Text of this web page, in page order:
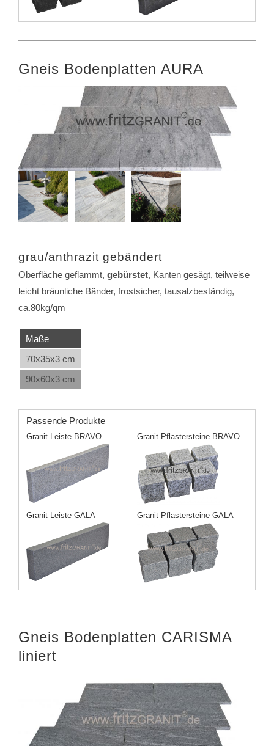
Gneis Bodenplatten AURA
grau/anthrazit gebändert
Oberfläche geflammt, gebürstet, Kanten gesägt, teilweise
leicht bräunliche Bänder, frostsicher, tausalzbeständig,
ca.80kg/qm
Maße
70x35x3 cm
90x60x3 cm
Passende Produkte
Granit Leiste BRAVO Granit Pflastersteine BRAVO
Granit Leiste GALA Granit Pflastersteine GALA
Gneis Bodenplatten CARISMA
liniert